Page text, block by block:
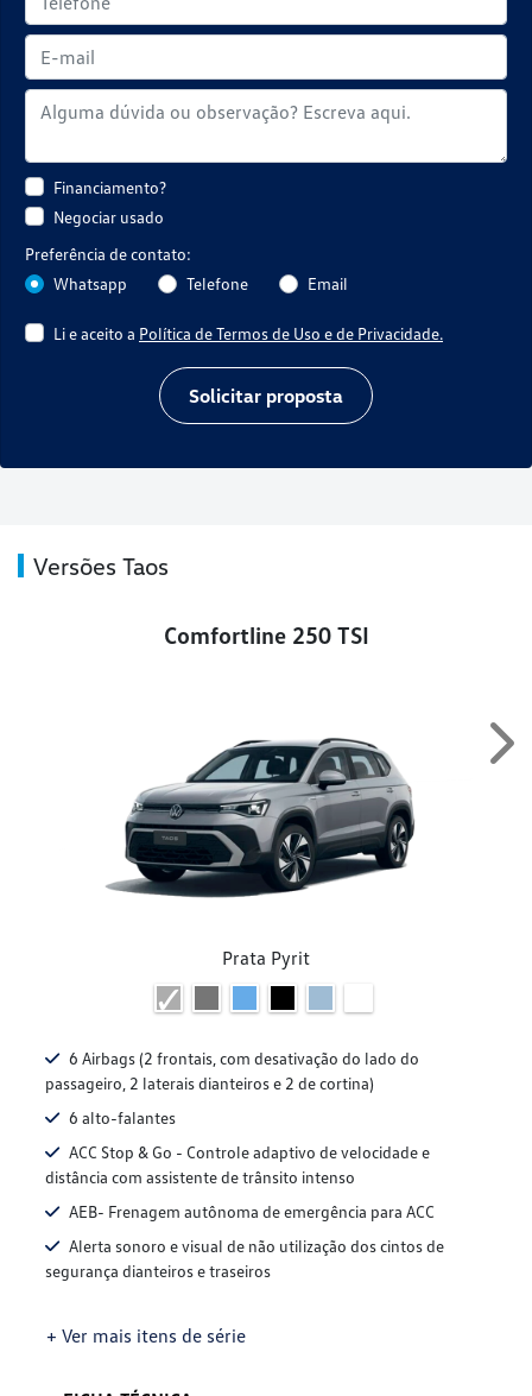
Financiamento?
Negociar usado
Preferência de contato:
Whatsapp
Telefone Email
Li e aceito a Política de Termos de Uso e de Privacidade.
Solicitar proposta
Versões Taos
Comfortline 250 TSI
Prata Pyrit
6 Airbags (2 frontais, com desativação do lado do
passageiro, 2 laterais dianteiros e 2 de cortina)
6 alto-falantes
ACC Stop & Go - Controle adaptivo de velocidade e
distância com assistente de trânsito intenso
AEB- Frenagem autônoma de emergência para ACC
Alerta sonoro e visual de não utilização dos cintos de
segurança dianteiros e traseiros
+ Ver mais itens de série